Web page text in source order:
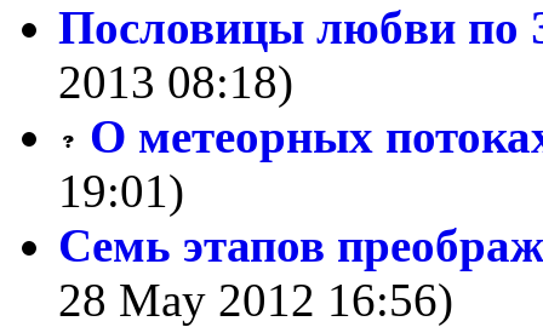
Пословицы любви по
2013 08:18)
О метеорных
19:01)
Семь этапов
28 May 2012 16:56)